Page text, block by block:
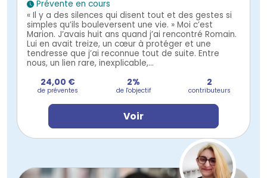
Prévente en cours
« Il y a des silences qui disent tout et des gestes si
simples qu’ils bouleversent une vie. » Moi c’est
Marion. J’avais huit ans quand j’ai rencontré Romain.
Lui en avait treize, un cœur à protéger et une
tendresse que j’ai reconnue tout de suite. Entre
nous, un lien rare, inexplicable,...
24,00 €
de préventes
2%
de l'objectif
2
contributeurs
Voir